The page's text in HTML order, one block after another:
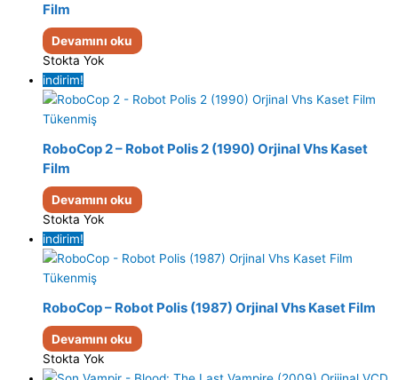
Film
Devamını oku
Stokta Yok
indirim!
Tükenmiş
RoboCop 2 – Robot Polis 2 (1990) Orjinal Vhs Kaset
Film
Devamını oku
Stokta Yok
indirim!
Tükenmiş
RoboCop – Robot Polis (1987) Orjinal Vhs Kaset Film
Devamını oku
Stokta Yok